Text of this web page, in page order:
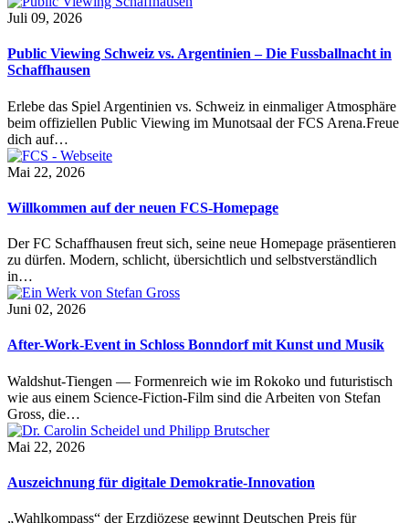
Juli 09, 2026
Public Viewing Schweiz vs. Argentinien – Die Fussballnacht in
Schaffhausen
Erlebe das Spiel Argentinien vs. Schweiz in einmaliger Atmosphäre
beim offiziellen Public Viewing im Munotsaal der FCS Arena.Freue
dich auf…
Mai 22, 2026
Willkommen auf der neuen FCS-Homepage
Der FC Schaffhausen freut sich, seine neue Homepage präsentieren
zu dürfen. Modern, schlicht, übersichtlich und selbstverständlich
in…
Juni 02, 2026
After-Work-Event in Schloss Bonndorf mit Kunst und Musik
Waldshut-Tiengen — Formenreich wie im Rokoko und futuristisch
wie aus einem Science-Fiction-Film sind die Arbeiten von Stefan
Gross, die…
Mai 22, 2026
Auszeichnung für digitale Demokratie-Innovation
„Wahlkompass“ der Erzdiözese gewinnt Deutschen Preis für